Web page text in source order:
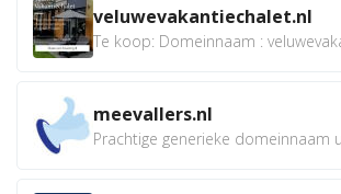
veluwevakantiechalet.nl
meevallers.nl